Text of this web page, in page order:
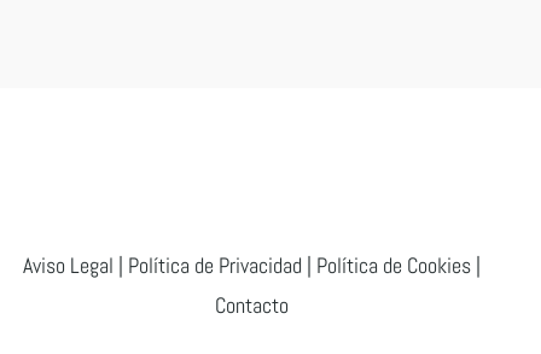
Aviso Legal | Política de Privacidad | Política de Cookies|
Contacto